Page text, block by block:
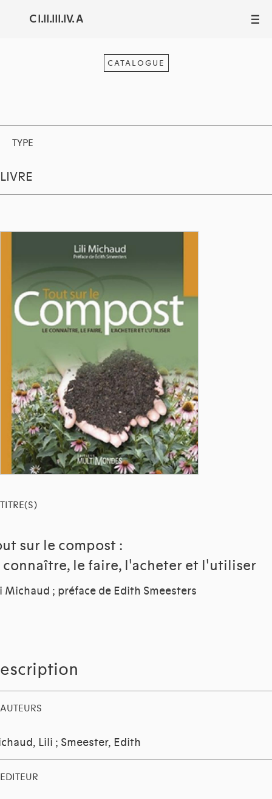
C I.II.III.IV. A III
CATALOGUE
TYPE
LIVRE
TITRE(S)
sur le compost :
connaître, le faire, l'acheter et l'utiliser
Michaud ; préface de Edith Smeesters
AUTEURS
Lili ; Smeester, Edith
EDITEUR